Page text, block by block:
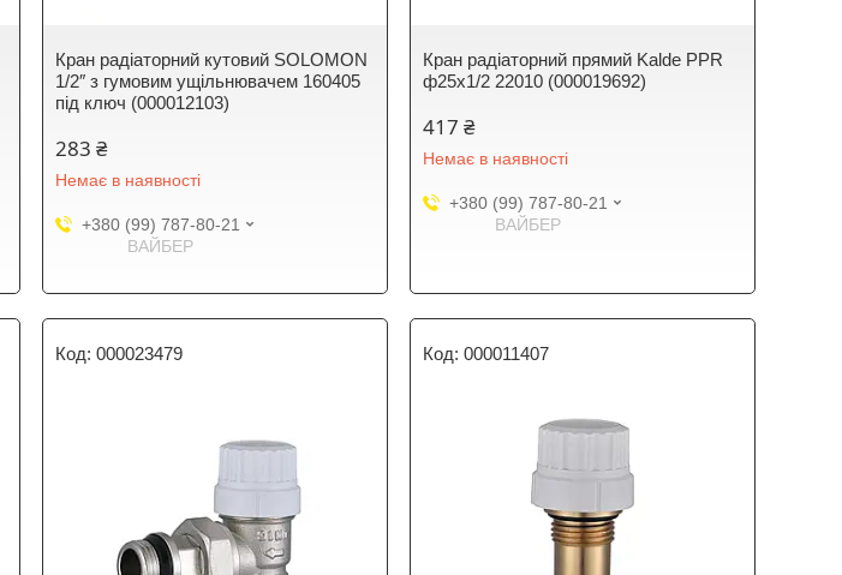
Кран радіаторний кутовий SOLOMON
1/2″ з гумовим ущільнювачем 160405
під ключ (000012103)
283 ₴
Немає в наявності
+380 (99) 787-80-21
ВАЙБЕР
Кран радіаторний прямий Kalde PPR
ф25x1/2 22010 (000019692)
417 ₴
Немає в наявності
+380 (99) 787-80-21
ВАЙБЕР
000023479 000011407